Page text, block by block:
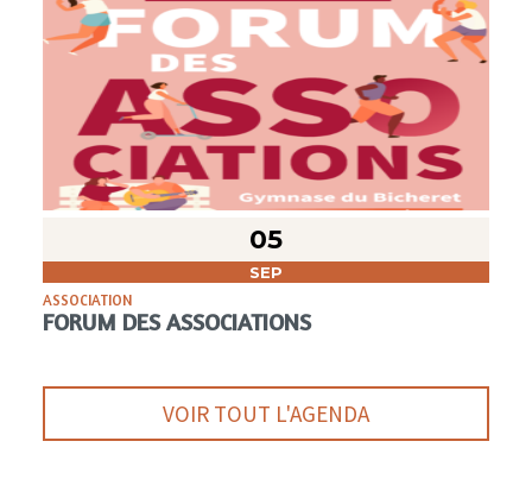
05
SEP
ASSOCIATION
FORUM DES ASSOCIATIONS
VOIR TOUT L'AGENDA